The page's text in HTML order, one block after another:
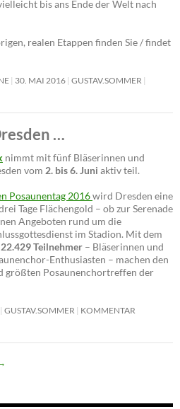
bis ans Ende der Welt nach
realen Etappen finden Sie / findet
30. MAI 2016 GUSTAV.SOMMER
…
nimmt mit fünf Bläserinnen und
vom 2. bis 6. Juni aktiv teil.
Posaunentag 2016wird Dresden eine
Tage Flächengold – ob zur Serenade
Angeboten rund um die
im Stadion. Mit dem
22.429 Teilnehmer – Bläserinnen und
Enthusiasten – machen den
größten Posaunenchortreffen der
GUSTAV.SOMMER
KOMMENTAR